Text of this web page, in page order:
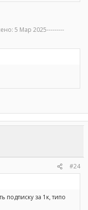
5 Мар 2025---------
#24
подписку за 1к, типо